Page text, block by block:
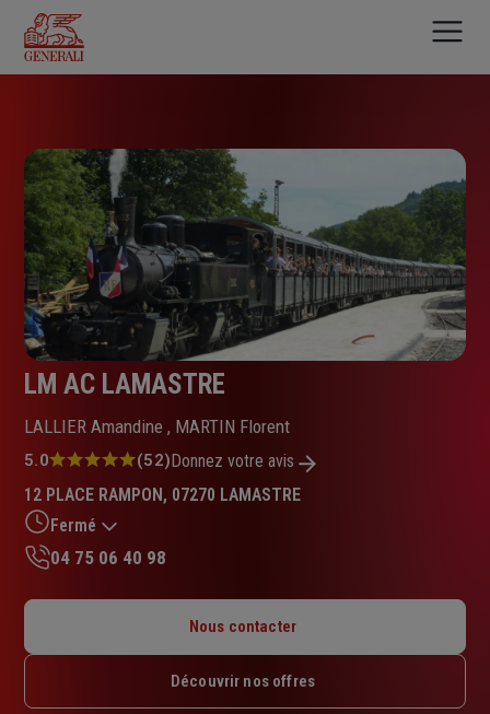
contenu
principal
LM AC LAMASTRE
LALLIER Amandine , MARTIN Florent
Note
5.0
sur
5
étoiles
5.0 (52)Donnez votre avis
12 PLACE RAMPON, 07270 LAMASTRE
Fermé
Mardi : 09h – 12h / 14h – 17h30
Jeudi : 09h – 12h / 14h – 17h30
04 75 06 40 98
Nous contacter
Découvrir nos offres